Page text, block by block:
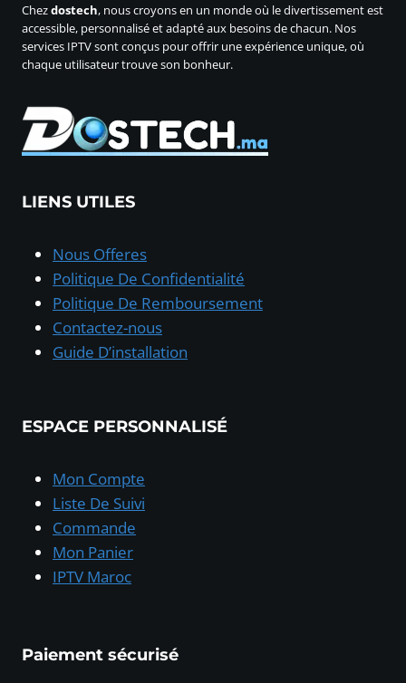
–
GUIDE
COMPLET
Chezdostech, nous croyons en un monde où le divertissement est
accessible, personnalisé et adapté aux besoins de chacun. Nos
services IPTV sont conçus pour offrir une expérience unique, où
chaque utilisateur trouve son bonheur.
LIENS UTILES
Nous Offeres
Politique De Confidentialité
Politique De Remboursement
Contactez-nous
Guide D’installation
ESPACE PERSONNALISÉ
Mon Compte
Liste De Suivi
Commande
Mon Panier
IPTV Maroc
Paiement sécurisé